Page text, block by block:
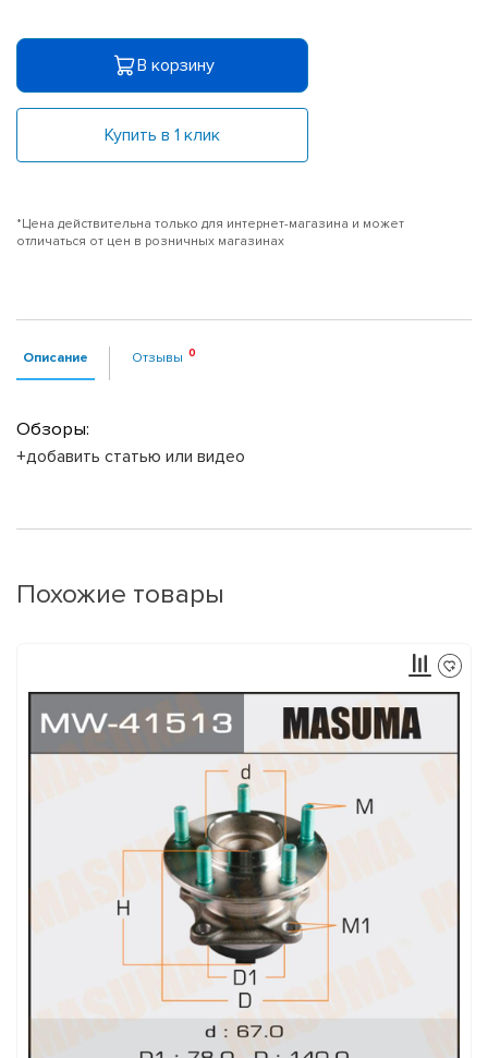
В корзину
Купить в 1 клик
*Цена действительна только для интернет-магазина и может
отличаться от цен в розничных магазинах
Описание Отзывы
Обзоры:
+добавить статью или видео
Похожие товары